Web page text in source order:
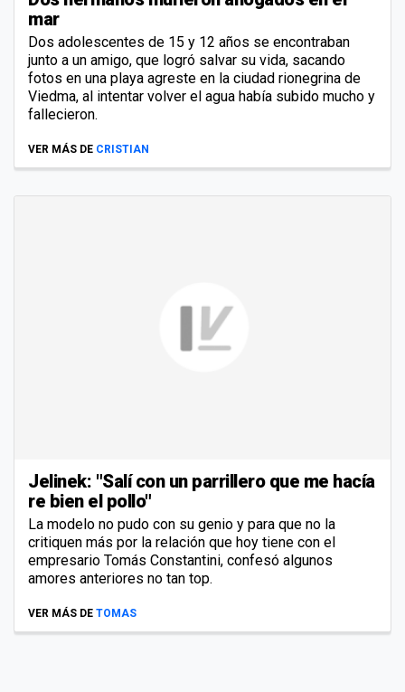
mar
Dos adolescentes de 15 y 12 años se encontraban
junto a un amigo, que logró salvar su vida, sacando
fotos en una playa agreste en la ciudad rionegrina de
Viedma, al intentar volver el agua había subido mucho y
fallecieron.
VER MÁS DE CRISTIAN
Jelinek: "Salí con un parrillero que me hacía
re bien el pollo"
La modelo no pudo con su genio y para que no la
critiquen más por la relación que hoy tiene con el
empresario Tomás Constantini, confesó algunos
amores anteriores no tan top.
VER MÁS DE TOMAS